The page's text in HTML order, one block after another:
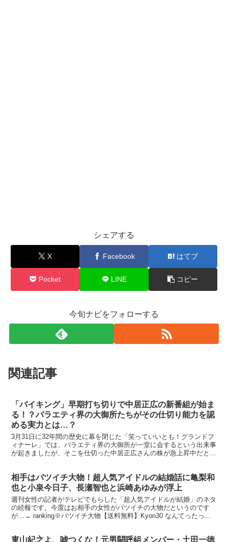
シェアする
X Facebook はてブ
Pocket LINE コピー
今旬ナビをフォローする
関連記事
「バイキング」早期打ち切りで中居正広の新番組が始ま
る！？バラエティ界の大御所たちがその仕切り能力を認
める実力とは…？
3月31日に32年間の歴史に幕を閉じた「笑っていいとも！グランドフ
ィナーレ」では、バラエティ界の大御所が一堂に会するという出来事
が起きましたが、そこを仕切った中居正広さんの株が急上昇中だとい
相手はバツイチ大物！超人気アイドルの結婚話に亀梨和
也と小泉今日子、長瀬智也と浜崎あゆみが浮上
週刊女性の記者がテレビでもらした「超人気アイドルが結婚」のネタ
の続報です。今度はお相手の女性がバツイチの大物だというのです
が…→ ranking※バツイチ大物【送料無料】Kyon30 なんてったって
東山紀之よ、嘘つくな！元男闘呼組メンバー・土田一徳